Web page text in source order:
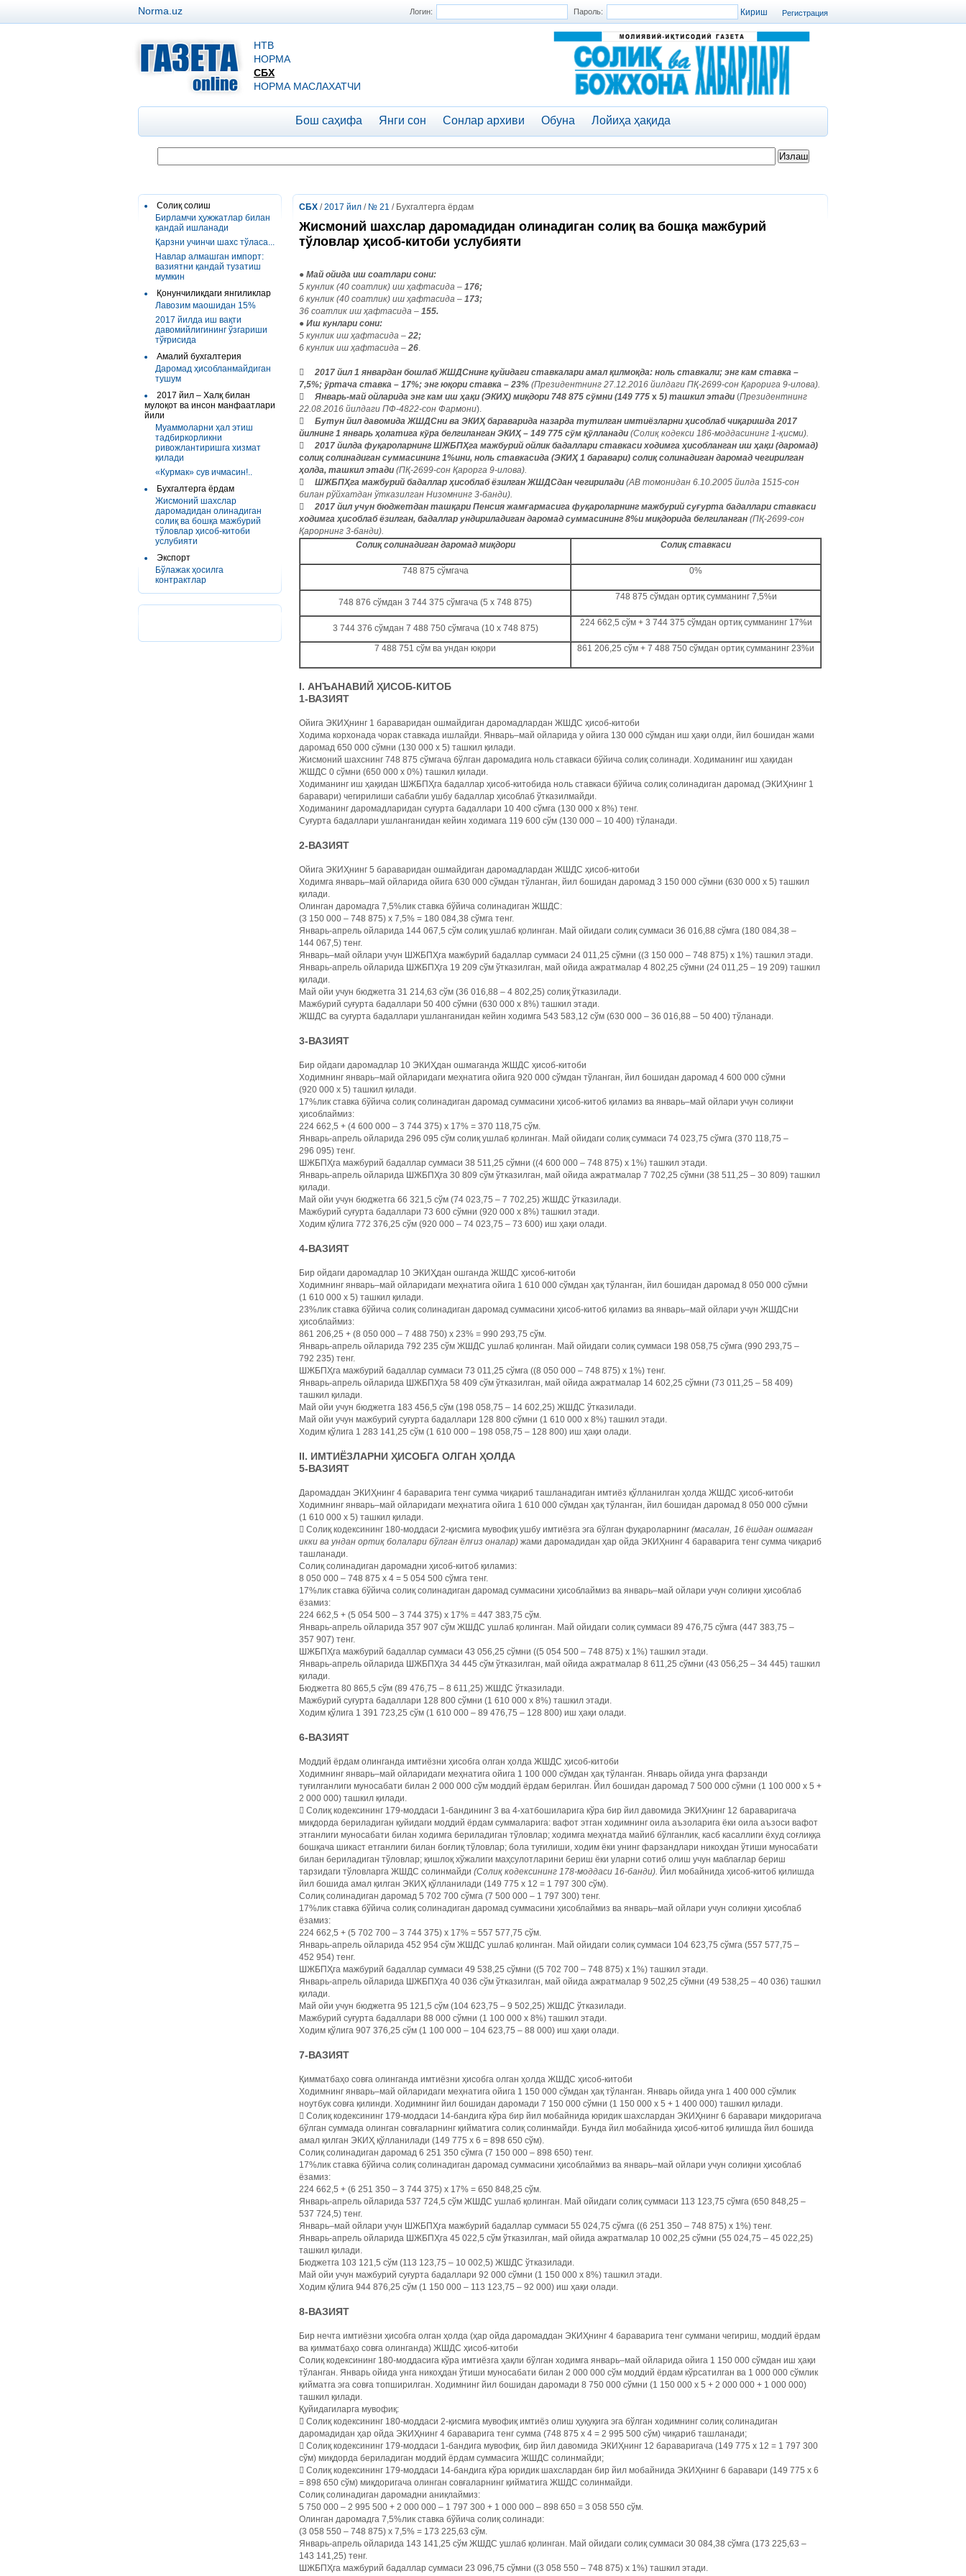
Регистрация
Логин: Пароль:
Norma.uz
НТВ
НОРМА
СБХ
НОРМА МАСЛАХАТЧИ
Бош саҳифа Янги сон Сонлар архиви Обуна Лойиҳа ҳақида
Солиқ солиш
Бирламчи ҳужжатлар билан
қандай ишланади
Қарзни учинчи шахс тўласа...
Навлар алмашган импорт:
вазиятни қандай тузатиш
мумкин
Қонунчиликдаги янгиликлар
Лавозим маошидан 15%
2017 йилда иш вақти
давомийлигининг ўзгариши
тўғрисида
Амалий бухгалтерия
Даромад ҳисобланмайдиган
тушум
2017 йил – Халқ билан
мулоқот ва инсон манфаатлари
йили
Муаммоларни ҳал этиш
тадбиркорликни
ривожлантиришга хизмат
қилади
«Курмак» сув ичмасин!..
Бухгалтерга ёрдам
Жисмоний шахслар
даромадидан олинадиган
солиқ ва бошқа мажбурий
тўловлар ҳисоб-китоби
услубияти
Экспорт
Бўлажак ҳосилга
контрактлар
СБХ /2017 йил / № 21 / Бухгалтерга ёрдам
Жисмоний шахслар даромадидан олинадиган солиқ ва бошқа мажбурий
тўловлар ҳисоб-китоби услубияти
● Май ойида иш соатлари сони:
5 кунлик (40 соатлик) иш ҳафтасида – 176;
6 кунлик (40 соатлик) иш ҳафтасида – 173;
36 соатлик иш ҳафтасида – 155.
● Иш кунлари сони:
5 кунлик иш ҳафтасида – 22;
6 кунлик иш ҳафтасида – 26.
 2017 йил 1 январдан бошлаб ЖШДСнинг қуйидаги ставкалари амал қилмоқда: ноль ставкали; энг кам ставка –
7,5%; ўртача ставка – 17%; энг юқори ставка – 23% (Президентнинг 27.12.2016 йилдаги ПҚ-2699-сон Қарорига 9-илова).
 Январь-май ойларида энг кам иш ҳақи (ЭКИҲ) миқдори 748 875 сўмни (149 775 х 5) ташкил этади (Президентнинг
22.08.2016 йилдаги ПФ-4822-сон Фармони).
 Бутун йил давомида ЖШДСни ва ЭКИҲ бараварида назарда тутилган имтиёзларни ҳисоблаб чиқаришда 2017
йилнинг 1 январь ҳолатига кўра белгиланган ЭКИҲ – 149 775 сўм қўлланади (Солиқ кодекси 186-моддасининг 1-қисми).
 2017 йилда фуқароларнинг ШЖБПҲга мажбурий ойлик бадаллари ставкаси ходимга ҳисобланган иш ҳақи (даромад)
солиқ солинадиган суммасининг 1%ини, ноль ставкасида (ЭКИҲ 1 баравари) солиқ солинадиган даромад чегирилган
ҳолда, ташкил этади (ПҚ-2699-сон Қарорга 9-илова).
 ШЖБПҲга мажбурий бадаллар ҳисоблаб ёзилган ЖШДСдан чегирилади (АВ томонидан 6.10.2005 йилда 1515-сон
билан рўйхатдан ўтказилган Низомнинг 3-банди).
 2017 йил учун бюджетдан ташқари Пенсия жамғармасига фуқароларнинг мажбурий суғурта бадаллари ставкаси
ходимга ҳисоблаб ёзилган, бадаллар ундириладиган даромад суммасининг 8%и миқдорида белгиланган (ПҚ-2699-сон
Қарорнинг 3-банди).
Солиқ солинадиган даромад миқдори
Солиқ ставкаси
748 875 сўмгача 0%
748 876 сўмдан 3 744 375 сўмгача (5 х 748 875)
748 875 сўмдан ортиқ сумманинг 7,5%и
3 744 376 сўмдан 7 488 750 сўмгача (10 х 748 875)
224 662,5 сўм + 3 744 375 сўмдан ортиқ сумманинг 17%и
7 488 751 сўм ва ундан юқори 861 206,25 сўм + 7 488 750 сўмдан ортиқ сумманинг 23%и
I. АНЪАНАВИЙ ҲИСОБ-КИТОБ
1-ВАЗИЯТ
Ойига ЭКИҲнинг 1 бараваридан ошмайдиган даромадлардан ЖШДС ҳисоб-китоби
Ходима корхонада чорак ставкада ишлайди. Январь–май ойларида у ойига 130 000 сўмдан иш ҳақи олди, йил бошидан жами
даромад 650 000 сўмни (130 000 х 5) ташкил қилади.
Жисмоний шахснинг 748 875 сўмгача бўлган даромадига ноль ставкаси бўйича солиқ солинади. Ходиманинг иш ҳақидан
ЖШДС 0 сўмни (650 000 х 0%) ташкил қилади.
Ходиманинг иш ҳақидан ШЖБПҲга бадаллар ҳисоб-китобида ноль ставкаси бўйича солиқ солинадиган даромад (ЭКИҲнинг 1
баравари) чегирилиши сабабли ушбу бадаллар ҳисоблаб ўтказилмайди.
Ходиманинг даромадларидан суғурта бадаллари 10 400 сўмга (130 000 х 8%) тенг.
Суғурта бадаллари ушланганидан кейин ходимага 119 600 сўм (130 000 – 10 400) тўланади.
2-ВАЗИЯТ
Ойига ЭКИҲнинг 5 бараваридан ошмайдиган даромадлардан ЖШДС ҳисоб-китоби
Ходимга январь–май ойларида ойига 630 000 сўмдан тўланган, йил бошидан даромад 3 150 000 сўмни (630 000 х 5) ташкил
қилади.
Олинган даромадга 7,5%лик ставка бўйича солинадиган ЖШДС:
(3 150 000 – 748 875) х 7,5% = 180 084,38 сўмга тенг.
Январь-апрель ойларида 144 067,5 сўм солиқ ушлаб қолинган. Май ойидаги солиқ суммаси 36 016,88 сўмга (180 084,38 –
144 067,5) тенг.
Январь–май ойлари учун ШЖБПҲга мажбурий бадаллар суммаси 24 011,25 сўмни ((3 150 000 – 748 875) х 1%) ташкил этади.
Январь-апрель ойларида ШЖБПҲга 19 209 сўм ўтказилган, май ойида ажратмалар 4 802,25 сўмни (24 011,25 – 19 209) ташкил
қилади.
Май ойи учун бюджетга 31 214,63 сўм (36 016,88 – 4 802,25) солиқ ўтказилади.
Мажбурий суғурта бадаллари 50 400 сўмни (630 000 х 8%) ташкил этади.
ЖШДС ва суғурта бадаллари ушланганидан кейин ходимга 543 583,12 сўм (630 000 – 36 016,88 – 50 400) тўланади.
3-ВАЗИЯТ
Бир ойдаги даромадлар 10 ЭКИҲдан ошмаганда ЖШДС ҳисоб-китоби
Ходимнинг январь–май ойларидаги меҳнатига ойига 920 000 сўмдан тўланган, йил бошидан даромад 4 600 000 сўмни
(920 000 х 5) ташкил қилади.
17%лик ставка бўйича солиқ солинадиган даромад суммасини ҳисоб-китоб қиламиз ва январь–май ойлари учун солиқни
ҳисоблаймиз:
224 662,5 + (4 600 000 – 3 744 375) х 17% = 370 118,75 сўм.
Январь-апрель ойларида 296 095 сўм солиқ ушлаб қолинган. Май ойидаги солиқ суммаси 74 023,75 сўмга (370 118,75 –
296 095) тенг.
ШЖБПҲга мажбурий бадаллар суммаси 38 511,25 сўмни ((4 600 000 – 748 875) х 1%) ташкил этади.
Январь-апрель ойларида ШЖБПҲга 30 809 сўм ўтказилган, май ойида ажратмалар 7 702,25 сўмни (38 511,25 – 30 809) ташкил
қилади.
Май ойи учун бюджетга 66 321,5 сўм (74 023,75 – 7 702,25) ЖШДС ўтказилади.
Мажбурий суғурта бадаллари 73 600 сўмни (920 000 х 8%) ташкил этади.
Ходим қўлига 772 376,25 сўм (920 000 – 74 023,75 – 73 600) иш ҳақи олади.
4-ВАЗИЯТ
Бир ойдаги даромадлар 10 ЭКИҲдан ошганда ЖШДС ҳисоб-китоби
Ходимнинг январь–май ойларидаги меҳнатига ойига 1 610 000 сўмдан ҳақ тўланган, йил бошидан даромад 8 050 000 сўмни
(1 610 000 х 5) ташкил қилади.
23%лик ставка бўйича солиқ солинадиган даромад суммасини ҳисоб-китоб қиламиз ва январь–май ойлари учун ЖШДСни
ҳисоблаймиз:
861 206,25 + (8 050 000 – 7 488 750) х 23% = 990 293,75 сўм.
Январь-апрель ойларида 792 235 сўм ЖШДС ушлаб қолинган. Май ойидаги солиқ суммаси 198 058,75 сўмга (990 293,75 –
792 235) тенг.
ШЖБПҲга мажбурий бадаллар суммаси 73 011,25 сўмга ((8 050 000 – 748 875) х 1%) тенг.
Январь-апрель ойларида ШЖБПҲга 58 409 сўм ўтказилган, май ойида ажратмалар 14 602,25 сўмни (73 011,25 – 58 409)
ташкил қилади.
Май ойи учун бюджетга 183 456,5 сўм (198 058,75 – 14 602,25) ЖШДС ўтказилади.
Май ойи учун мажбурий суғурта бадаллари 128 800 сўмни (1 610 000 х 8%) ташкил этади.
Ходим қўлига 1 283 141,25 сўм (1 610 000 – 198 058,75 – 128 800) иш ҳақи олади.
II. ИМТИЁЗЛАРНИ ҲИСОБГА ОЛГАН ҲОЛДА
5-ВАЗИЯТ
Даромаддан ЭКИҲнинг 4 бараварига тенг сумма чиқариб ташланадиган имтиёз қўлланилган ҳолда ЖШДС ҳисоб-китоби
Ходимнинг январь–май ойларидаги меҳнатига ойига 1 610 000 сўмдан ҳақ тўланган, йил бошидан даромад 8 050 000 сўмни
(1 610 000 х 5) ташкил қилади.
 Солиқ кодексининг 180-моддаси 2-қисмига мувофиқ ушбу имтиёзга эга бўлган фуқароларнинг (масалан, 16 ёшдан ошмаган
икки ва ундан ортиқ болалари бўлган ёлғиз оналар) жами даромадидан ҳар ойда ЭКИҲнинг 4 бараварига тенг сумма чиқариб
ташланади.
Солиқ солинадиган даромадни ҳисоб-китоб қиламиз:
8 050 000 – 748 875 х 4 = 5 054 500 сўмга тенг.
17%лик ставка бўйича солиқ солинадиган даромад суммасини ҳисоблаймиз ва январь–май ойлари учун солиқни ҳисоблаб
ёзамиз:
224 662,5 + (5 054 500 – 3 744 375) х 17% = 447 383,75 сўм.
Январь-апрель ойларида 357 907 сўм ЖШДС ушлаб қолинган. Май ойидаги солиқ суммаси 89 476,75 сўмга (447 383,75 –
357 907) тенг.
ШЖБПҲга мажбурий бадаллар суммаси 43 056,25 сўмни ((5 054 500 – 748 875) х 1%) ташкил этади.
Январь-апрель ойларида ШЖБПҲга 34 445 сўм ўтказилган, май ойида ажратмалар 8 611,25 сўмни (43 056,25 – 34 445) ташкил
қилади.
Бюджетга 80 865,5 сўм (89 476,75 – 8 611,25) ЖШДС ўтказилади.
Мажбурий суғурта бадаллари 128 800 сўмни (1 610 000 х 8%) ташкил этади.
Ходим қўлига 1 391 723,25 сўм (1 610 000 – 89 476,75 – 128 800) иш ҳақи олади.
6-ВАЗИЯТ
Моддий ёрдам олинганда имтиёзни ҳисобга олган ҳолда ЖШДС ҳисоб-китоби
Ходимнинг январь–май ойларидаги меҳнатига ойига 1 100 000 сўмдан ҳақ тўланган. Январь ойида унга фарзанди
туғилганлиги муносабати билан 2 000 000 сўм моддий ёрдам берилган. Йил бошидан даромад 7 500 000 сўмни (1 100 000 х 5 +
2 000 000) ташкил қилади.
 Солиқ кодексининг 179-моддаси 1-бандининг 3 ва 4-хатбошиларига кўра бир йил давомида ЭКИҲнинг 12 бараваригача
миқдорда бериладиган қуйидаги моддий ёрдам суммаларига: вафот этган ходимнинг оила аъзоларига ёки оила аъзоси вафот
этганлиги муносабати билан ходимга бериладиган тўловлар; ходимга меҳнатда майиб бўлганлик, касб касаллиги ёхуд соғлиққа
бошқача шикаст етганлиги билан боғлиқ тўловлар; бола туғилиши, ходим ёки унинг фарзандлари никоҳдан ўтиши муносабати
билан бериладиган тўловлар; қишлоқ хўжалиги маҳсулотларини бериш ёки уларни сотиб олиш учун маблағлар бериш
тарзидаги тўловларга ЖШДС солинмайди (Солиқ кодексининг 178-моддаси 16-банди). Йил мобайнида ҳисоб-китоб қилишда
йил бошида амал қилган ЭКИҲ қўлланилади (149 775 х 12 = 1 797 300 сўм).
Солиқ солинадиган даромад 5 702 700 сўмга (7 500 000 – 1 797 300) тенг.
17%лик ставка бўйича солиқ солинадиган даромад суммасини ҳисоблаймиз ва январь–май ойлари учун солиқни ҳисоблаб
ёзамиз:
224 662,5 + (5 702 700 – 3 744 375) х 17% = 557 577,75 сўм.
Январь-апрель ойларида 452 954 сўм ЖШДС ушлаб қолинган. Май ойидаги солиқ суммаси 104 623,75 сўмга (557 577,75 –
452 954) тенг.
ШЖБПҲга мажбурий бадаллар суммаси 49 538,25 сўмни ((5 702 700 – 748 875) х 1%) ташкил этади.
Январь-апрель ойларида ШЖБПҲга 40 036 сўм ўтказилган, май ойида ажратмалар 9 502,25 сўмни (49 538,25 – 40 036) ташкил
қилади.
Май ойи учун бюджетга 95 121,5 сўм (104 623,75 – 9 502,25) ЖШДС ўтказилади.
Мажбурий суғурта бадаллари 88 000 сўмни (1 100 000 х 8%) ташкил этади.
Ходим қўлига 907 376,25 сўм (1 100 000 – 104 623,75 – 88 000) иш ҳақи олади.
7-ВАЗИЯТ
Қимматбаҳо совға олинганда имтиёзни ҳисобга олган ҳолда ЖШДС ҳисоб-китоби
Ходимнинг январь–май ойларидаги меҳнатига ойига 1 150 000 сўмдан ҳақ тўланган. Январь ойида унга 1 400 000 сўмлик
ноутбук совға қилинди. Ходимнинг йил бошидан даромади 7 150 000 сўмни (1 150 000 х 5 + 1 400 000) ташкил қилади.
 Солиқ кодексининг 179-моддаси 14-бандига кўра бир йил мобайнида юридик шахслардан ЭКИҲнинг 6 баравари миқдоригача
бўлган суммада олинган совғаларнинг қийматига солиқ солинмайди. Бунда йил мобайнида ҳисоб-китоб қилишда йил бошида
амал қилган ЭКИҲ қўлланилади (149 775 х 6 = 898 650 сўм).
Солиқ солинадиган даромад 6 251 350 сўмга (7 150 000 – 898 650) тенг.
17%лик ставка бўйича солиқ солинадиган даромад суммасини ҳисоблаймиз ва январь–май ойлари учун солиқни ҳисоблаб
ёзамиз:
224 662,5 + (6 251 350 – 3 744 375) х 17% = 650 848,25 сўм.
Январь-апрель ойларида 537 724,5 сўм ЖШДС ушлаб қолинган. Май ойидаги солиқ суммаси 113 123,75 сўмга (650 848,25 –
537 724,5) тенг.
Январь–май ойлари учун ШЖБПҲга мажбурий бадаллар суммаси 55 024,75 сўмга ((6 251 350 – 748 875) х 1%) тенг.
Январь-апрель ойларида ШЖБПҲга 45 022,5 сўм ўтказилган, май ойида ажратмалар 10 002,25 сўмни (55 024,75 – 45 022,25)
ташкил қилади.
Бюджетга 103 121,5 сўм (113 123,75 – 10 002,5) ЖШДС ўтказилади.
Май ойи учун мажбурий суғурта бадаллари 92 000 сўмни (1 150 000 х 8%) ташкил этади.
Ходим қўлига 944 876,25 сўм (1 150 000 – 113 123,75 – 92 000) иш ҳақи олади.
8-ВАЗИЯТ
Бир нечта имтиёзни ҳисобга олган ҳолда (ҳар ойда даромаддан ЭКИҲнинг 4 бараварига тенг суммани чегириш, моддий ёрдам
ва қимматбаҳо совға олинганда) ЖШДС ҳисоб-китоби
Солиқ кодексининг 180-моддасига кўра имтиёзга ҳақли бўлган ходимга январь–май ойларида ойига 1 150 000 сўмдан иш ҳақи
тўланган. Январь ойида унга никоҳдан ўтиши муносабати билан 2 000 000 сўм моддий ёрдам кўрсатилган ва 1 000 000 сўмлик
қийматга эга совға топширилган. Ходимнинг йил бошидан даромади 8 750 000 сўмни (1 150 000 х 5 + 2 000 000 + 1 000 000)
ташкил қилади.
Қуйидагиларга мувофиқ:
 Солиқ кодексининг 180-моддаси 2-қисмига мувофиқ имтиёз олиш ҳуқуқига эга бўлган ходимнинг солиқ солинадиган
даромадидан ҳар ойда ЭКИҲнинг 4 бараварига тенг сумма (748 875 х 4 = 2 995 500 сўм) чиқариб ташланади;
 Солиқ кодексининг 179-моддаси 1-бандига мувофиқ, бир йил давомида ЭКИҲнинг 12 бараваригача (149 775 х 12 = 1 797 300
сўм) миқдорда бериладиган моддий ёрдам суммасига ЖШДС солинмайди;
 Солиқ кодексининг 179-моддаси 14-бандига кўра юридик шахслардан бир йил мобайнида ЭКИҲнинг 6 баравари (149 775 х 6
= 898 650 сўм) миқдоригача олинган совғаларнинг қийматига ЖШДС солинмайди.
Солиқ солинадиган даромадни аниқлаймиз:
5 750 000 – 2 995 500 + 2 000 000 – 1 797 300 + 1 000 000 – 898 650 = 3 058 550 сўм.
Олинган даромадга 7,5%лик ставка бўйича солиқ солинади:
(3 058 550 – 748 875) х 7,5% = 173 225,63 сўм.
Январь-апрель ойларида 143 141,25 сўм ЖШДС ушлаб қолинган. Май ойидаги солиқ суммаси 30 084,38 сўмга (173 225,63 –
143 141,25) тенг.
ШЖБПҲга мажбурий бадаллар суммаси 23 096,75 сўмни ((3 058 550 – 748 875) х 1%) ташкил этади.